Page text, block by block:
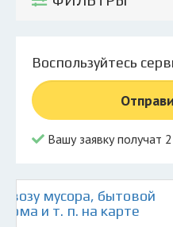
Личный кабинет
Воспользуйтесь
Вашу заявку получат
мусора, бытовой
и т. п. на карте